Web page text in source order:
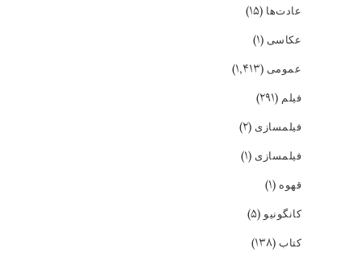
عادت‌ها (۱۵)
عکاسی (۱)
عمومی (۱,۴۱۳)
فیلم (۲۹۱)
فیلمسازی (۲)
فیلمسازی (۱)
قهوه (۱)
کانگونیو(۵)
کتاب (۱۳۸)